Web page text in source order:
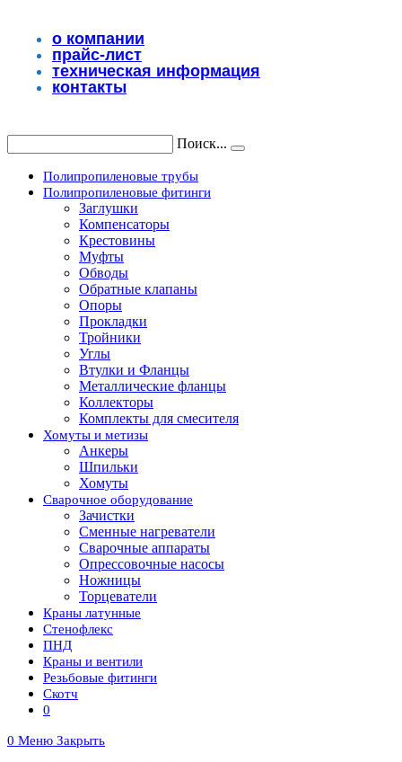
содержимомуо компании
прайс-лист
техническая информация
контакты
Поиск...
Полипропиленовые трубы
Полипропиленовые фитинги
Заглушки
Компенсаторы
Крестовины
Муфты
Обводы
Обратные клапаны
Опоры
Прокладки
Тройники
Углы
Втулки и Фланцы
Металлические фланцы
Коллекторы
Комплекты для смесителя
Хомуты и метизы
Анкеры
Шпильки
Хомуты
Сварочное оборудование
Зачистки
Сменные нагреватели
Сварочные аппараты
Опрессовочные насосы
Ножницы
Торцеватели
Краны латунные
Стенофлекс
ПНД
Краны и вентили
Резьбовые фитинги
Скотч
0
0 Меню Закрыть